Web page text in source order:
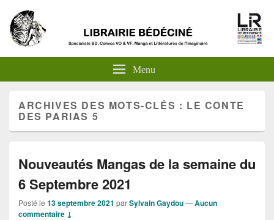
Menu
ARCHIVES DES MOTS-CLÉS : LE CONTE
DES PARIAS 5
Nouveautés Mangas de la semaine du
6 Septembre 2021
Posté le 13 septembre 2021 parSylvain Gaydou—Aucun
commentaire ↓